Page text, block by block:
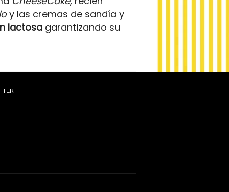
y las cremas de sandía y
lactosa garantizando su